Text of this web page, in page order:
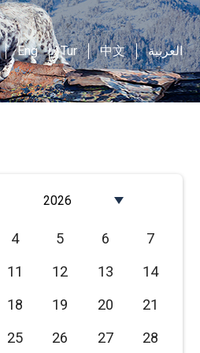
Eng Tur 中文 العربية
2026
2024
2023
2021
4 5 6
7
11 12 13
14
18 19 20
21
25 26 27
28